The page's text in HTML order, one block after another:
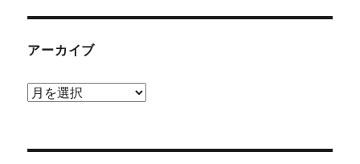
アーカイブ
ア